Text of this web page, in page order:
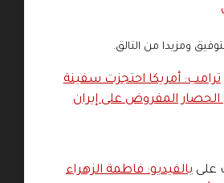
ومزيدا من التالق.
ترامب: أمريكا احتجزت سفينة
المفروض على إيران
علىبالفيديو: فاطمة الزهراء